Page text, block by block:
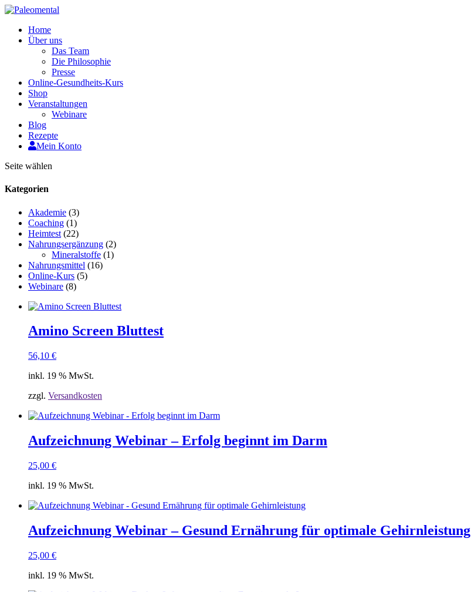
Home
Über uns
Das Team
Die Philosophie
Presse
Online-Gesundheits-Kurs
Shop
Veranstaltungen
Webinare
Blog
Rezepte
Mein Konto
Seite wählen
Kategorien
Akademie (3)
Coaching (1)
Heimtest (22)
Nahrungsergänzung (2)
Mineralstoffe (1)
Nahrungsmittel (16)
Online-Kurs (5)
Webinare (8)
Amino Screen Bluttest
56,10 €
inkl. 19 % MwSt.
zzgl. Versandkosten
Aufzeichnung Webinar – Erfolg beginnt im Darm
25,00 €
inkl. 19 % MwSt.
Aufzeichnung Webinar – Gesund Ernährung für optimale Gehirnleistung
25,00 €
inkl. 19 % MwSt.